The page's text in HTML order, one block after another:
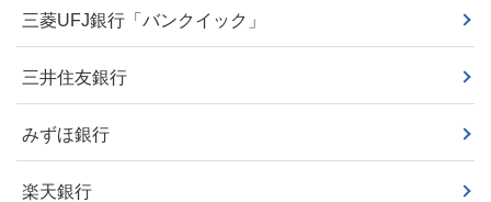
三菱UFJ銀行「バンクイック」
三井住友銀行
みずほ銀行
楽天銀行